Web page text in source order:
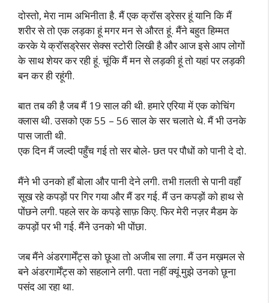
दोस्तो, मेरा नाम अभिनीता है. मैं एक क्रॉस ड्रेसर हूं यानि कि मैं
शरीर से तो एक लड़का हूं मगर मन से औरत हूं. मैंने बहुत हिम्मत
करके ये क्रॉसड्रेसर सेक्स स्टोरी लिखी है और आज इसे आप लोगों
के साथ शेयर कर रही हूं. चूंकि मैं मन से लड़की हूं तो यहां पर लड़की
बन कर ही रहूंगी.
बात तब की है जब मैं 19 साल की थी. हमारे एरिया में एक कोचिंग
क्लास थी. उसको एक 55 – 56 साल के सर चलाते थे. मैं भी उनके
पास जाती थी.
एक दिन मैं जल्दी पहुँच गई तो सर बोले- छत पर पौधों को पानी दे दो.
मैंने भी उनको हाँ बोला और पानी देने लगी. तभी ग़लती से पानी वहाँ
सूख रहे कपड़ों पर गिर गया और मैं डर गई. मैं उन कपड़ों को हाथ से
पोंछने लगी. पहले सर के कपड़े साफ़ किए. फिर मेरी नज़र मैडम के
कपड़ों पर भी गई. मैंने उनको भी पोंछा.
जब मैंने अंडरगार्मेंट्स को छूआ तो अजीब सा लगा. मैं उन मख़मल से
बने अंडरगार्मेंट्स को सहलाने लगी. पता नहीं क्यूं मुझे उनको छूना
पसंद आ रहा था.